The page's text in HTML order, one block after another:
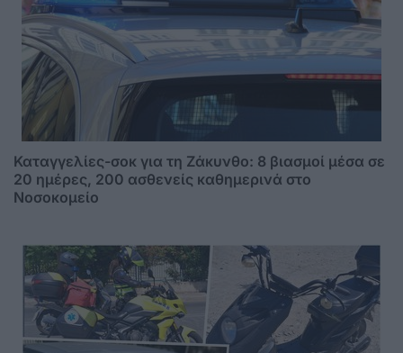
Καταγγελίες-σοκ για τη Ζάκυνθο: 8 βιασμοί μέσα σε
20 ημέρες, 200 ασθενείς καθημερινά στο
Νοσοκομείο